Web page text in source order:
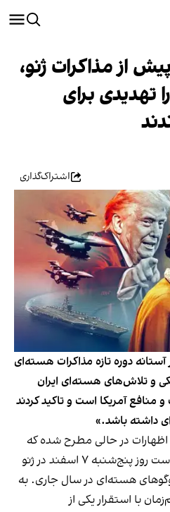
از مذاکرات ژنو،
تهدیدی برای
اشتراک‌گذاری
دوره تازه مذاکرات هسته‌ای
و تلاش‌های هسته‌ای ایران
آمریکا است و تاکید کردند
داشته باشد.»
اظهارات در حالی مطرح شده که
مذاکره‌کنندگان دو کشور قرار است روز پنج‌شنبه ۷ اسفند در ژنو
هسته‌ای در سال جاری. به
با استقرار یکی از